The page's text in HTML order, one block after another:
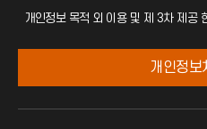
개인정보 목적 외 이용 및 제 3차 제공
개인정보